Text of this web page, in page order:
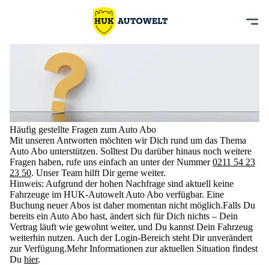
Häufig gestellte Fragen zum Auto Abo
Mit unseren Antworten möchten wir Dich rund um das Thema
Auto Abo unterstützen. Solltest Du darüber hinaus noch weitere
Fragen haben, rufe uns einfach an unter der Nummer0211 54 23
23 50. Unser Team hilft Dir gerne weiter.
Hinweis: Aufgrund der hohen Nachfrage sind aktuell keine
Fahrzeuge im HUK-Autowelt Auto Abo verfügbar. Eine
Buchung neuer Abos ist daher momentan nicht möglich.Falls Du
bereits ein Auto Abo hast, ändert sich für Dich nichts – Dein
Vertrag läuft wie gewohnt weiter, und Du kannst Dein Fahrzeug
weiterhin nutzen. Auch der Login-Bereich steht Dir unverändert
zur Verfügung.Mehr Informationen zur aktuellen Situation findest
Du hier.